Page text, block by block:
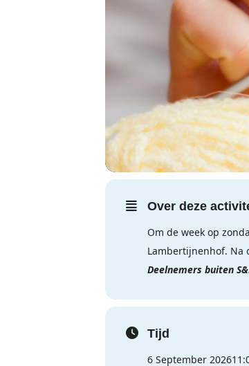
Over deze
Om de week op
Lambertijnenhof. Na
Deelnemers buiten
Tijd
6 September 2026